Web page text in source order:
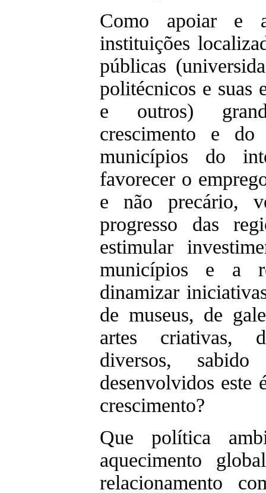
Como apoiar e
instituições
públicas
politécnicos e suas
e outros)
crescimento e do
municípios do
favorecer o
e não precário,
progresso das
estimular
municípios e a
dinamizar
de museus, de
artes criativas,
diversos,
desenvolvidos este
crescimento?
Que política
aquecimento
relacionamento